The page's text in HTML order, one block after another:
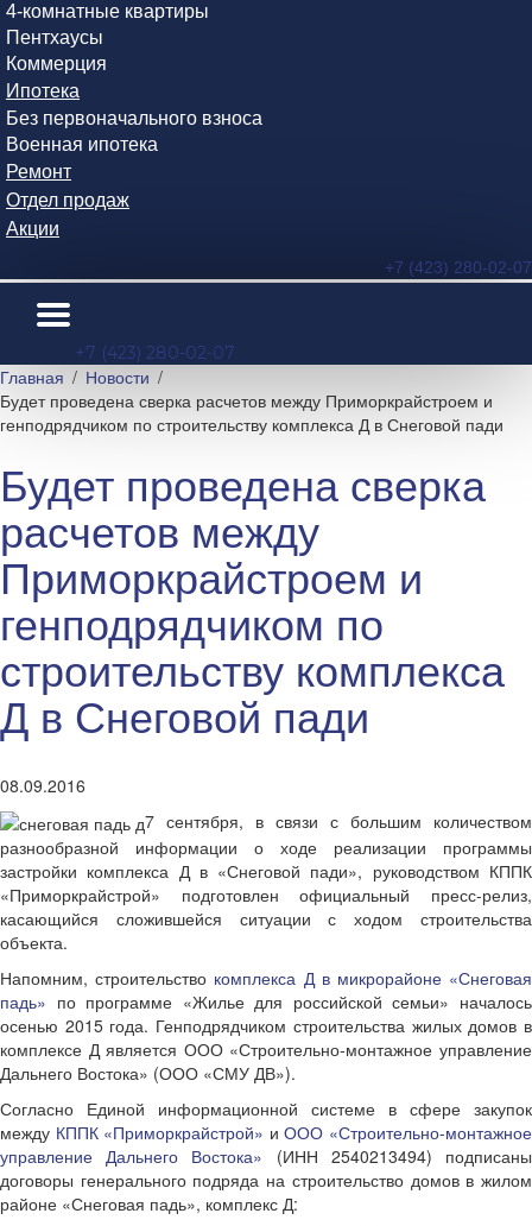
4-комнатные квартиры
Пентхаусы
Коммерция
Ипотека
Без первоначального взноса
Военная ипотека
Ремонт
Отдел продаж
Акции
+7 (423) 280-02-07
+7 (423) 280-02-07
Главная
Новости
Будет проведена сверка расчетов между Приморкрайстроем и
генподрядчиком по строительству комплекса Д в Снеговой пади
Будет проведена сверка
расчетов между
Приморкрайстроем и
генподрядчиком по
строительству комплекса
Д в Снеговой пади
08.09.2016
7 сентября, в связи с большим количеством
разнообразной информации о ходе реализации программы
застройки комплекса Д в «Снеговой пади», руководством КППК
«Приморкрайстрой» подготовлен официальный пресс-релиз,
касающийся сложившейся ситуации с ходом строительства
объекта.
Напомним, строительство комплекса Д в микрорайоне «Снеговая
падь» по программе «Жилье для российской семьи» началось
осенью 2015 года. Генподрядчиком строительства жилых домов в
комплексе Д является ООО «Строительно-монтажное управление
Дальнего Востока» (ООО «СМУ ДВ»).
Согласно Единой информационной системе в сфере закупок
между КППК «Приморкрайстрой» иООО «Строительно-монтажное
управление Дальнего Востока» (ИНН 2540213494) подписаны
договоры генерального подряда на строительство домов в жилом
районе «Снеговая падь», комплекс Д: